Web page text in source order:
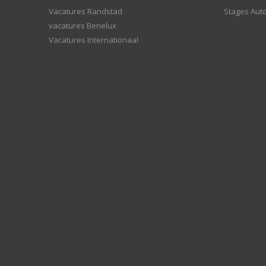
Vacatures Randstad
vacatures Benelux
Vacatures Internationaal
Stages